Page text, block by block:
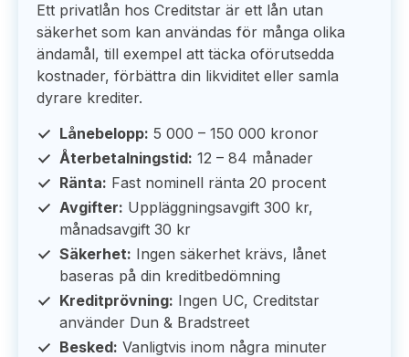
Ett privatlån hos Creditstar är ett lån utan
säkerhet som kan användas för många olika
ändamål, till exempel att täcka oförutsedda
kostnader, förbättra din likviditet eller samla
dyrare krediter.
Lånebelopp: 5 000 – 150 000 kronor
Återbetalningstid: 12 – 84 månader
Ränta: Fast nominell ränta 20 procent
Avgifter: Uppläggningsavgift 300 kr,
månadsavgift 30 kr
Säkerhet: Ingen säkerhet krävs, lånet
baseras på din kreditbedömning
Kreditprövning: Ingen UC, Creditstar
använder Dun & Bradstreet
Besked: Vanligtvis inom några minuter